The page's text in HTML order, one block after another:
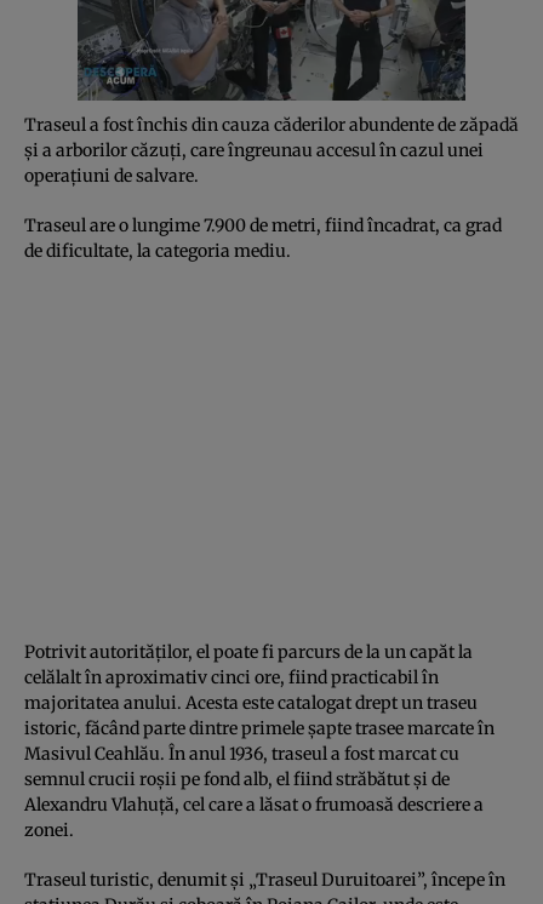
Traseul a fost închis din cauza căderilor abundente de zăpadă
şi a arborilor căzuţi, care îngreunau accesul în cazul unei
operaţiuni de salvare.
Traseul are o lungime 7.900 de metri, fiind încadrat, ca grad
de dificultate, la categoria mediu.
Potrivit autorităţilor, el poate fi parcurs de la un capăt la
celălalt în aproximativ cinci ore, fiind practicabil în
majoritatea anului. Acesta este catalogat drept un traseu
istoric, făcând parte dintre primele şapte trasee marcate în
Masivul Ceahlău. În anul 1936, traseul a fost marcat cu
semnul crucii roşii pe fond alb, el fiind străbătut şi de
Alexandru Vlahuţă, cel care a lăsat o frumoasă descriere a
zonei.
Traseul turistic, denumit şi „Traseul Duruitoarei”, începe în